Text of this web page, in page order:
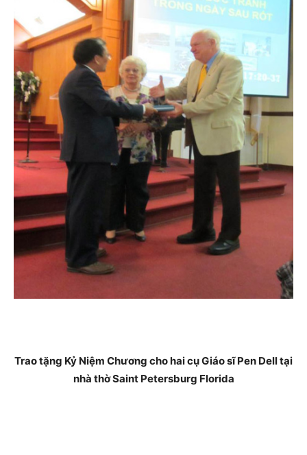
Trao tặng Kỷ Niệm Chương cho hai cụ Giáo sĩ Pen Dell tại
nhà thờ Saint Petersburg Florida